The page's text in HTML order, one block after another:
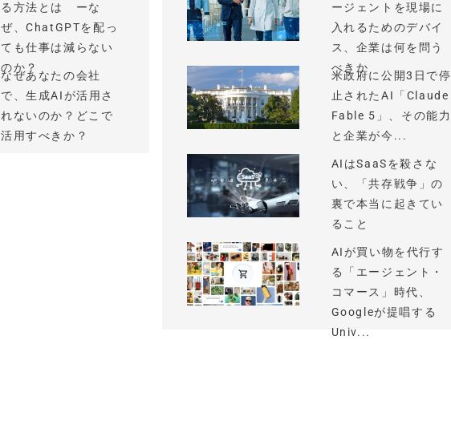
る方法とは ーな
ぜ、ChatGPTを配っ
ても仕事は減らない
のか？
なぜあなたの会社
で、生成AIが活用さ
れないのか？どこで
活用すべきか？
ージェントを現場に
入れるためのデバイ
ス、企業は何を問う
べきか
米政府に公開3日で停
止されたAI「Claude
Fable 5」、その能力
と企業が今...
AIはSaaSを殺さな
い、「共存戦争」の
裏で本当に起きてい
ること
AIが買い物を代行す
る「エージェント・
コマース」時代、
Googleが提唱する
Univ...